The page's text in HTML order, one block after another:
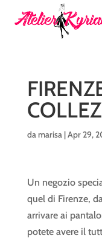
damarisa|Apr 29,
Un negozio
quel di Firenze,
arrivare ai
potete avere il